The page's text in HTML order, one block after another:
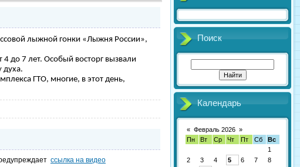
лыжной гонки «Лыжня России»,
4 до 7 лет. Особый восторг вызвали
духа.
ГТО, многие, в этот день,
ссылка на видео
Поиск
Календарь
« Февраль 2026 »
Пн
Вт Ср Чт Пт Сб
Вс
1
2
3 4 5 6 7
8